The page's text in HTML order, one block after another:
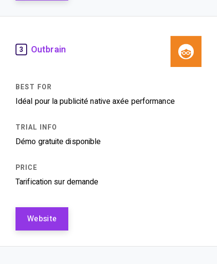
3 Outbrain
Idéal pour la publicité native axée performance
Démo gratuite disponible
Tarification sur demande
Website